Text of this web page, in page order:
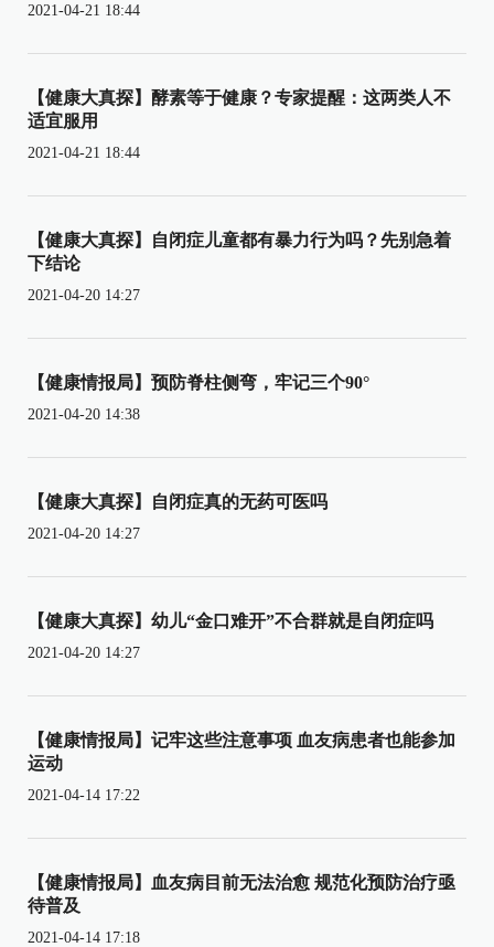
2021-04-21 18:44
【健康大真探】酵素等于健康？专家提醒：这两类人不
适宜服用
2021-04-21 18:44
【健康大真探】自闭症儿童都有暴力行为吗？先别急着
下结论
2021-04-20 14:27
【健康情报局】预防脊柱侧弯，牢记三个90°
2021-04-20 14:38
【健康大真探】自闭症真的无药可医吗
2021-04-20 14:27
【健康大真探】幼儿“金口难开”不合群就是自闭症吗
2021-04-20 14:27
【健康情报局】记牢这些注意事项 血友病患者也能参加
运动
2021-04-14 17:22
【健康情报局】血友病目前无法治愈 规范化预防治疗亟
待普及
2021-04-14 17:18